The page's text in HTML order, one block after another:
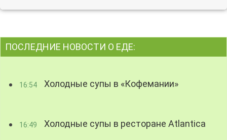
ПОСЛЕДНИЕ НОВОСТИ О ЕДЕ:
16:54 Холодные супы в «Кофемании»
16:49 Холодные супы в ресторане Atlantica